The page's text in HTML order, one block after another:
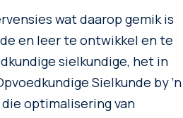
wat daarop gemik is
en leer te ontwikkel en te
sielkundige, het in
Sielkunde by ‘n
optimalisering van